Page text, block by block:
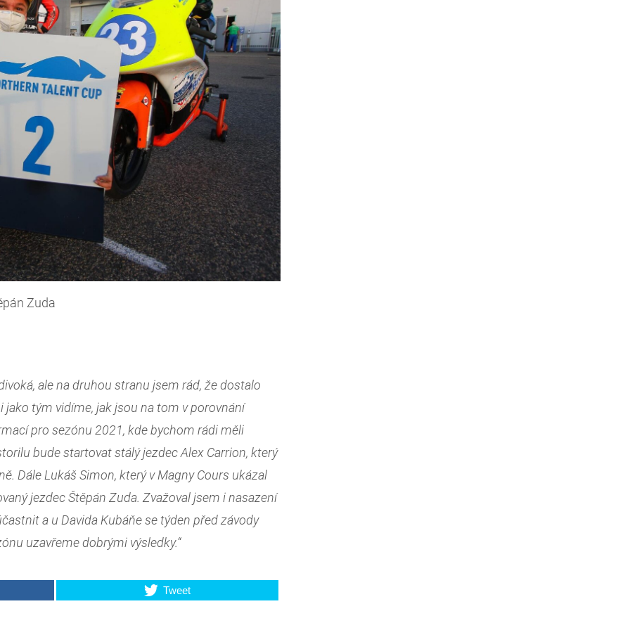
Zuda
ale na druhou stranu jsem rád, že dostalo
jako tým vidíme, jak jsou na tom v porovnání
pro sezónu 2021, kde bychom rádi měli
bude startovat stálý jezdec Alex Carrion, který
Dále Lukáš Simon, který v Magny Cours ukázal
jezdec Štěpán Zuda. Zvažoval jsem i nasazení
a u Davida Kubáňe se týden před závody
uzavřeme dobrými výsledky.“
Tweet